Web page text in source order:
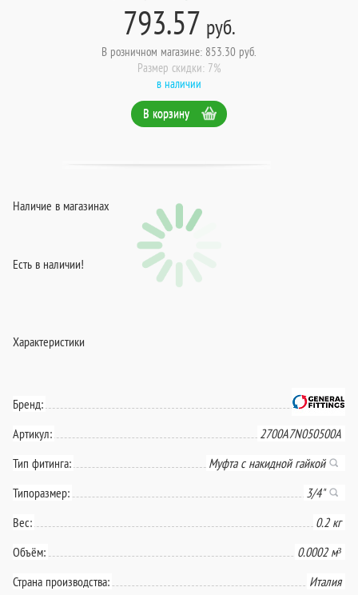
793.57 руб.
В розничном магазине: 853.30 руб.
Размер скидки: 7%
в наличии
В корзину
Наличие в магазинах
Есть в наличии!
Характеристики
Бренд:
Артикул:
2700A7N050500A
Тип фитинга:
Муфта с накидной гайкой
Типоразмер:
3/4"
Вес:
0.2 кг
Объём:
0.0002 м³
Страна производства:
Италия